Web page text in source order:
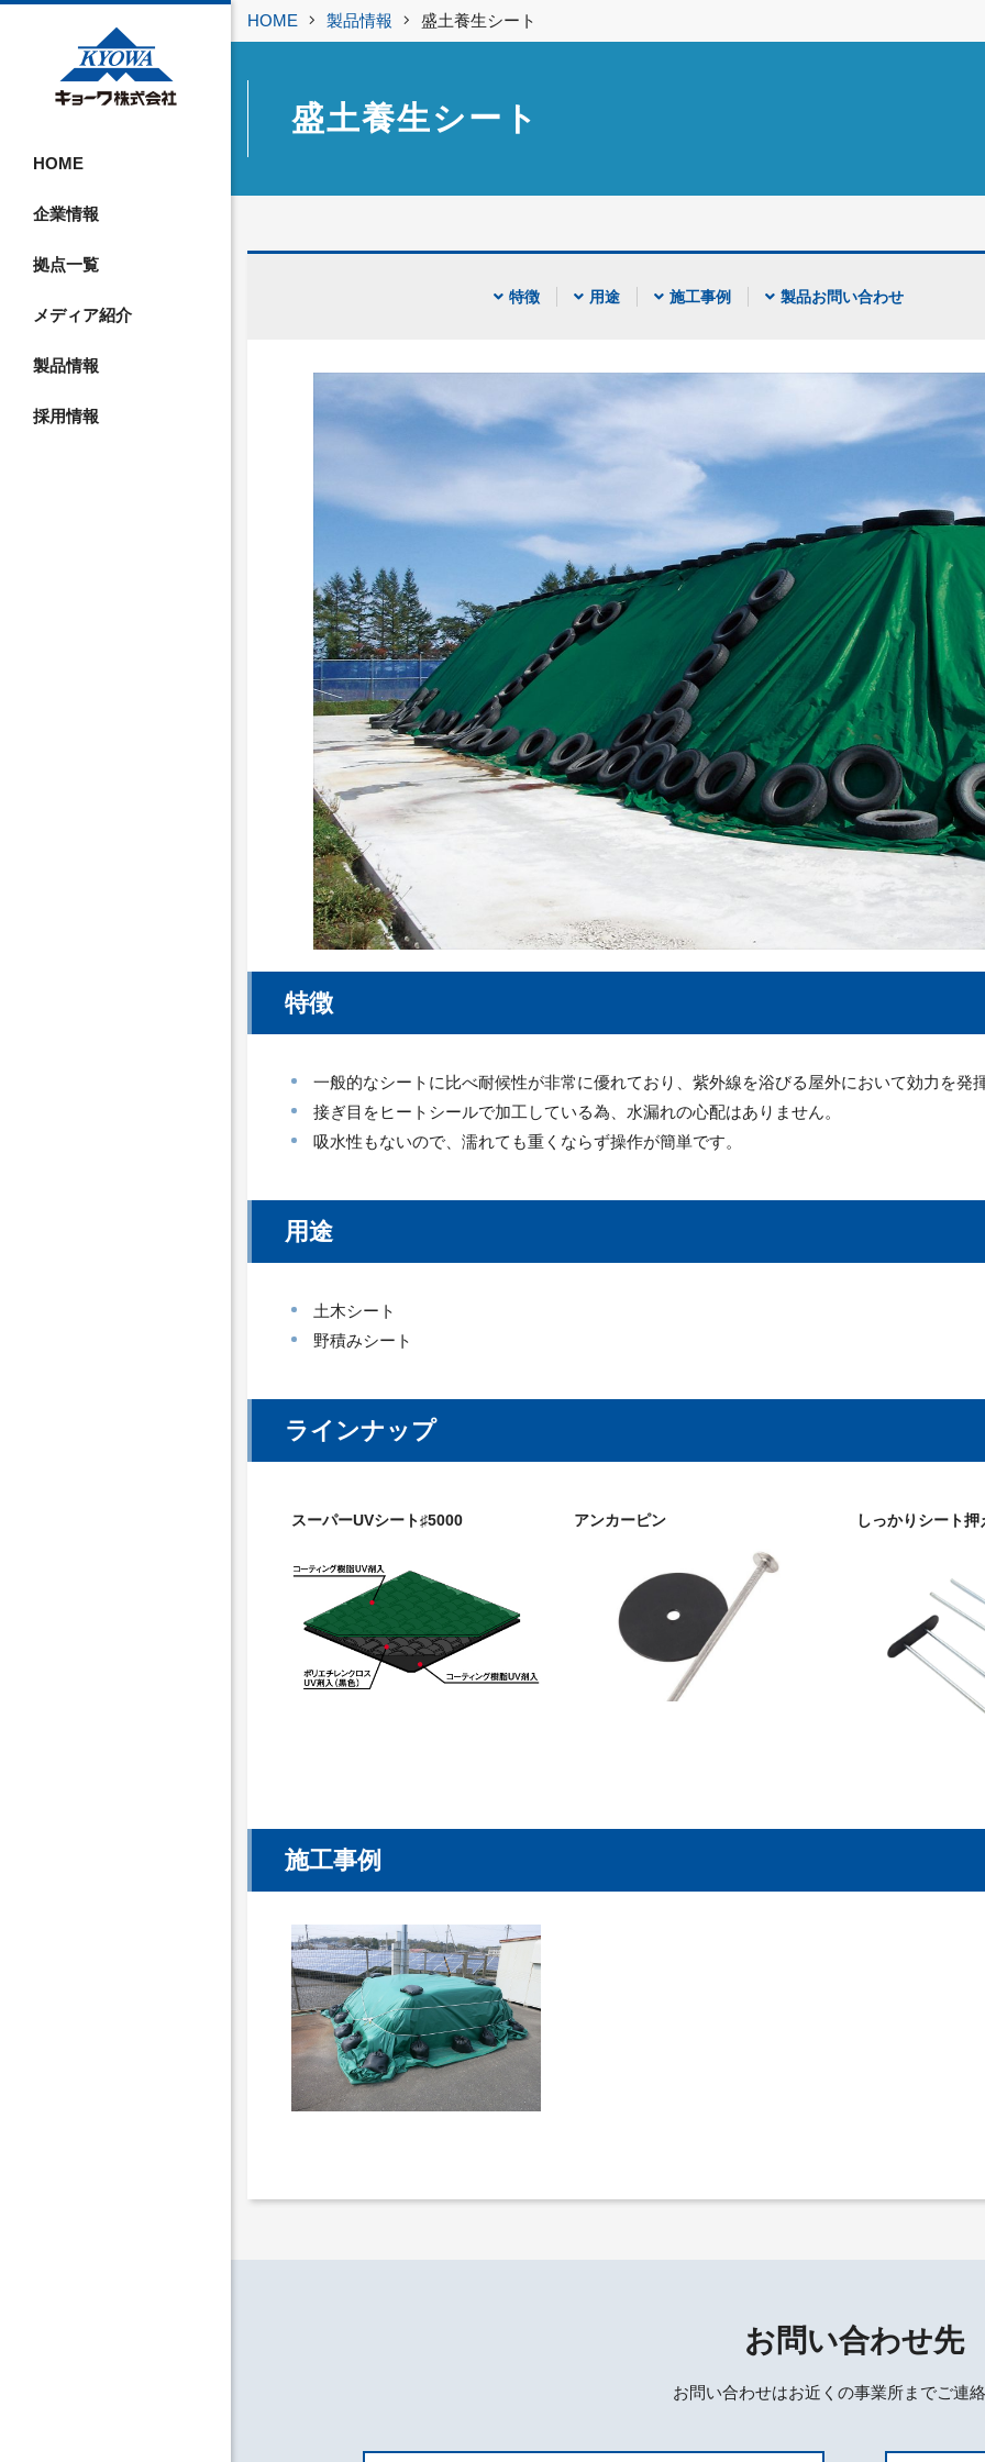
HOME
企業情報
拠点一覧
メディア紹介
製品情報
採用情報
HOME 製品情報 盛土養生シート
盛土養生シート
特徴 用途 施工事例 製品お問い合わせ
特徴
一般的なシートに比べ耐候性が非常に優れており、紫外線を浴びる屋外において効力を発
接ぎ目をヒートシールで加工している為、水漏れの心配はありません。
吸水性もないので、濡れても重くならず操作が簡単です。
用途
土木シート
野積みシート
ラインナップ
スーパーUVシート♯5000 アンカーピン しっかりシート押
施工事例
お問い合わせ先
お問い合わせはお近くの事業所までご連